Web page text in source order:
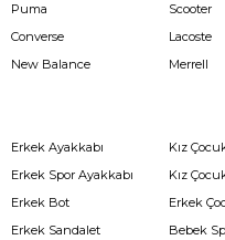
Puma
Converse
New Balance
Scooter
Lacoste
Merrell
Erkek Ayakkabı
Erkek Spor Ayakkabı
Erkek Bot
Erkek Sandalet
Kız
Kız
Erkek
Bebek